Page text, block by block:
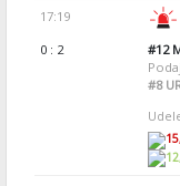
17:19
0 : 2
#12
#8